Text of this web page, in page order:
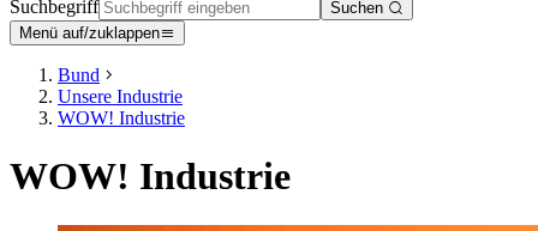
Suchbegriff
Suchen
Menü auf/zuklappen
Bund
Unsere Industrie
WOW! Industrie
WOW! Industrie